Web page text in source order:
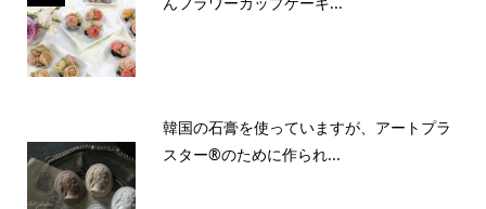
韓国の石膏を使っていますが、アートプラ
スター®のために作られ...